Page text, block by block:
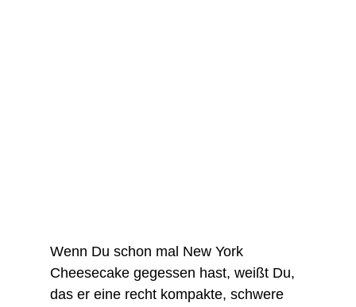
Wenn Du schon mal New York
Cheesecake gegessen hast, weißt Du,
das er eine recht kompakte, schwere